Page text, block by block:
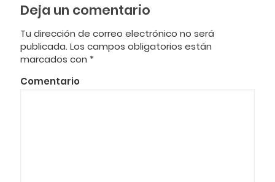
Deja un comentario
Tu dirección de correo electrónico no será
publicada. Los campos obligatorios están
marcados con *
Comentario